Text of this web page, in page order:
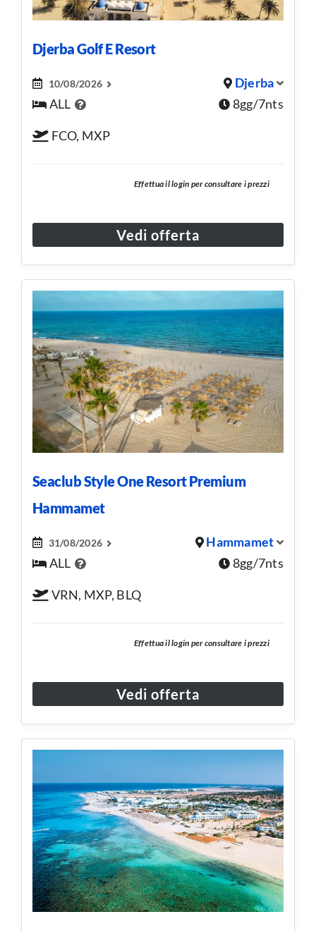
Djerba Golf E Resort
10/08/2026
Djerba
ALL
8gg/7nts
FCO, MXP
Effettua il login per consultare i prezzi
Vedi offerta
Seaclub Style One Resort Premium
Hammamet
31/08/2026
Hammamet
ALL
8gg/7nts
VRN, MXP, BLQ
Effettua il login per consultare i prezzi
Vedi offerta